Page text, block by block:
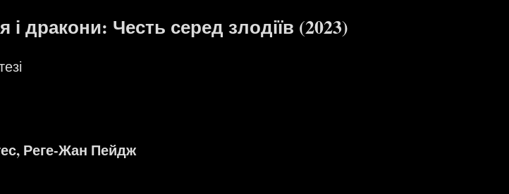
і дракони: Честь серед злодіїв (2023)
Реге-Жан Пейдж